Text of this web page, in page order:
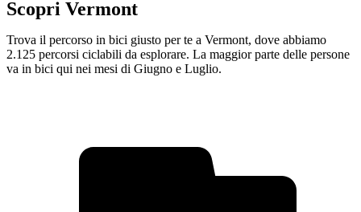
Scopri Vermont
Trova il percorso in bici giusto per te a Vermont, dove abbiamo
2.125 percorsi ciclabili da esplorare. La maggior parte delle persone
va in bici qui nei mesi di Giugno e Luglio.